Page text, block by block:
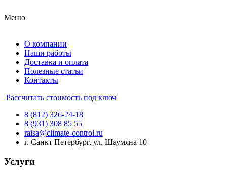
Меню
О компании
Наши работы
Доставка и оплата
Полезные статьи
Контакты
Рассчитать стоимость под ключ
8 (812) 326-24-18
8 (931) 308 85 55
raisa@climate-control.ru
г. Санкт Петербург, ул. Шаумяна 10
Услуги